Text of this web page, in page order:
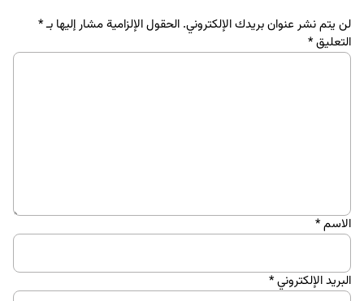
لن يتم نشر عنوان بريدك الإلكتروني. الحقول الإلزامية مشار إليها بـ*
التعليق*
الاسم*
البريد الإلكتروني*